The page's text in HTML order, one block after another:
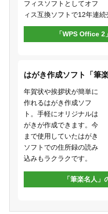
フィスソフトとしてオフ
ィス互換ソフトで12年連続
「WPS Office
はがき作成ソフト「筆楽
年賀状や挨拶状が簡単に
作れるはがき作成ソフ
ト。手軽にオリジナルは
がきが作成できます。今
まで使用していたはがき
ソフトでの住所録の読み
込みもラクラクです。
「筆楽名人」